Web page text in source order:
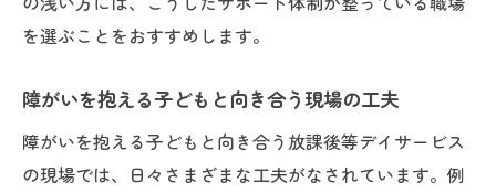
を選ぶことをおすすめします。
障がいを抱える子どもと向き合う現場の工夫
障がいを抱える子どもと向き合う放課後等デイサービス
の現場では、日々さまざまな工夫がなされています。例